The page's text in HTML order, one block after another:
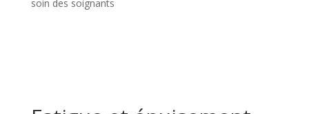
soin des soignants